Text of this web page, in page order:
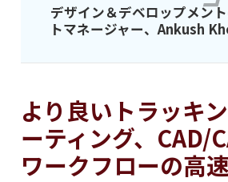
デザイン＆デベロップメン
トマネージャー、Ankush
より良いトラッキ
ーティング、CAD/
ワークフローの高